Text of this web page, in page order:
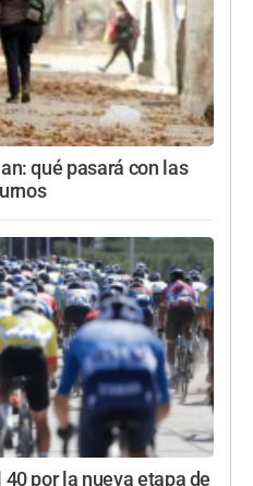
qué pasará con las
por la nueva etapa de